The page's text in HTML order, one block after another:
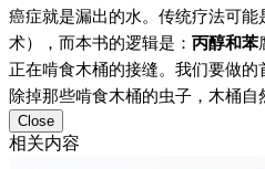
癌症就是漏出的水。传统疗法可
术），而本书的逻辑是： 丙醇和苯
正在啃食木桶的接缝。我们要做
除掉那些啃食木桶的虫子，木桶自
Close
相关内容